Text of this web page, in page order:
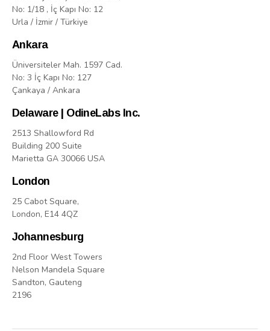
No: 1/18 , İç Kapı No: 12
Urla / İzmir / Türkiye
Ankara
Üniversiteler Mah. 1597 Cad.
No: 3 İç Kapı No: 127
Çankaya / Ankara
Delaware | OdineLabs Inc.
2513 Shallowford Rd
Building 200 Suite
Marietta GA 30066 USA
London
25 Cabot Square,
London, E14 4QZ
Johannesburg
2nd Floor West Towers
Nelson Mandela Square
Sandton, Gauteng
2196